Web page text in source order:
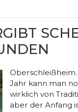
Jahr kann man
wirklich von
aber der Anfang